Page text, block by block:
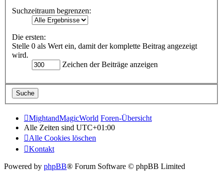
Suchzeitraum begrenzen:
Die ersten:
Stelle 0 als Wert ein, damit der komplette Beitrag angezeigt
wird.
Zeichen der Beiträge anzeigen
MightandMagicWorld Foren-Übersicht
Alle Zeiten sind UTC+01:00
Alle Cookies löschen
Kontakt
Powered by phpBB® Forum Software © phpBB Limited